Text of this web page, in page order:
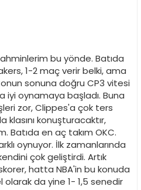
bu yönde. Batıda
1-2 maç verir belki, ama
sonuna doğru CP3 vitesi
iyi oynamaya başladı. Buna
zor, Clippes'a çok ters
konuşturacaktır,
Batıda en aç takım OKC.
oynuyor. İlk zamanlarında
çok geliştirdi. Artık
hatta NBA'in bu konuda
olarak da yine 1- 1,5 senedir